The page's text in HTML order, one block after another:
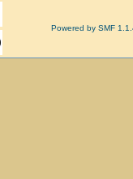
Powered by SMF